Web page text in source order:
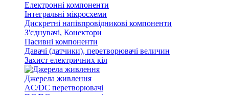
Електронні компоненти
Інтегральні мікросхеми
Дискретні напівпровідникові компоненти
З'єднувачі, Конектори
Пасивні компоненти
Давачі (датчики), перетворювачі величин
Захист електричних кіл
Джерела живлення
AC/DC перетворювачі